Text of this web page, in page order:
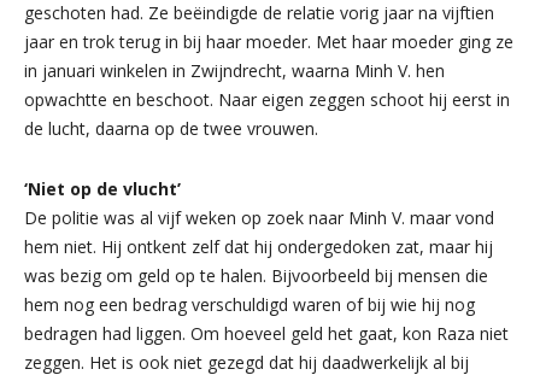
geschoten had. Ze beëindigde de relatie vorig jaar na vijftien
jaar en trok terug in bij haar moeder. Met haar moeder ging ze
in januari winkelen in Zwijndrecht, waarna Minh V. hen
opwachtte en beschoot. Naar eigen zeggen schoot hij eerst in
de lucht, daarna op de twee vrouwen.
‘Niet op de vlucht’
De politie was al vijf weken op zoek naar Minh V. maar vond
hem niet. Hij ontkent zelf dat hij ondergedoken zat, maar hij
was bezig om geld op te halen. Bijvoorbeeld bij mensen die
hem nog een bedrag verschuldigd waren of bij wie hij nog
bedragen had liggen. Om hoeveel geld het gaat, kon Raza niet
zeggen. Het is ook niet gezegd dat hij daadwerkelijk al bij